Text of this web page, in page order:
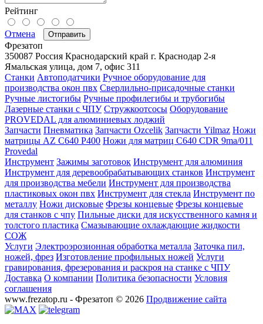
Рейтинг
Отмена Отправить
Фрезатоп
350087 Россия Краснодарский край г. Краснодар 2-я
Ямальская улица, дом 7, офис 311
Станки Автоподатчики Ручное оборудование для
производства окон пвх Сверлильно-присадочные станки
Ручные листогибы Ручные профилегибы и трубогибы
Лазерные станки с ЧПУ Стружкоотсосы Оборудование
PROVEDAL для алюминиевых лоджий
Запчасти Пневматика Запчасти Ozcelik Запчасти Yilmaz Ножи
матрицы AZ C640 P400 Ножи для матриц C640 CDR 9ma/011
Provedal
Инструмент Зажимы заготовок Инструмент для алюминия
Инструмент для деревообрабатывающих станков Инструмент
для производства мебели Инструмент для производства
пластиковых окон пвх Инструмент для стекла Инструмент по
металлу Ножи дисковые Фрезы концевые Фрезы концевые
для станков с чпу Пильные диски для искусственного камня и
толстого пластика Смазывающие охлаждающие жидкости
СОЖ
Услуги Электроэрозионная обработка металла Заточка пил,
ножей, фрез Изготовление профильных ножей Услуги
гравирования, фрезерования и раскроя на станке с ЧПУ
Доставка О компании Политика безопасности Условия
соглашения
www.frezatop.ru - Фрезатоп © 2026 Продвижение сайта